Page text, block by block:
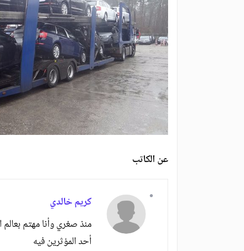
عن الكاتب
كريم خالدي
منذ صغري وأنا مهتم
أحد المؤثرين فيه